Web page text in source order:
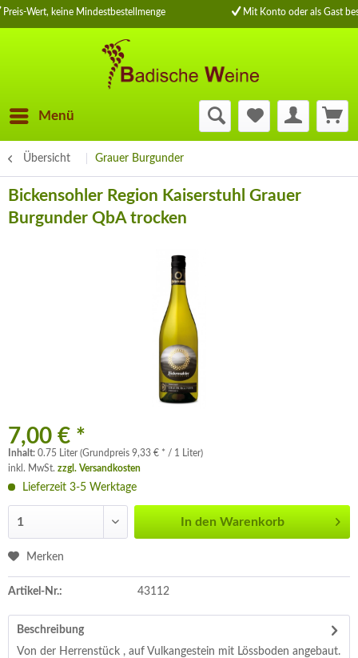
Preis-Wert, keine Mindestbestellmenge Mit Konto oder als Gast
Menü
Übersicht Grauer Burgunder
Bickensohler Region Kaiserstuhl Grauer
Burgunder QbA trocken
7,00 € *
Inhalt: 0.75 Liter (Grundpreis 9,33 € * / 1 Liter)
inkl. MwSt. zzgl. Versandkosten
Lieferzeit 3-5 Werktage
In den Warenkorb
Merken
Artikel-Nr.: 43112
Beschreibung
Von der Herrenstück , auf Vulkangestein mit Lössboden angebaut.